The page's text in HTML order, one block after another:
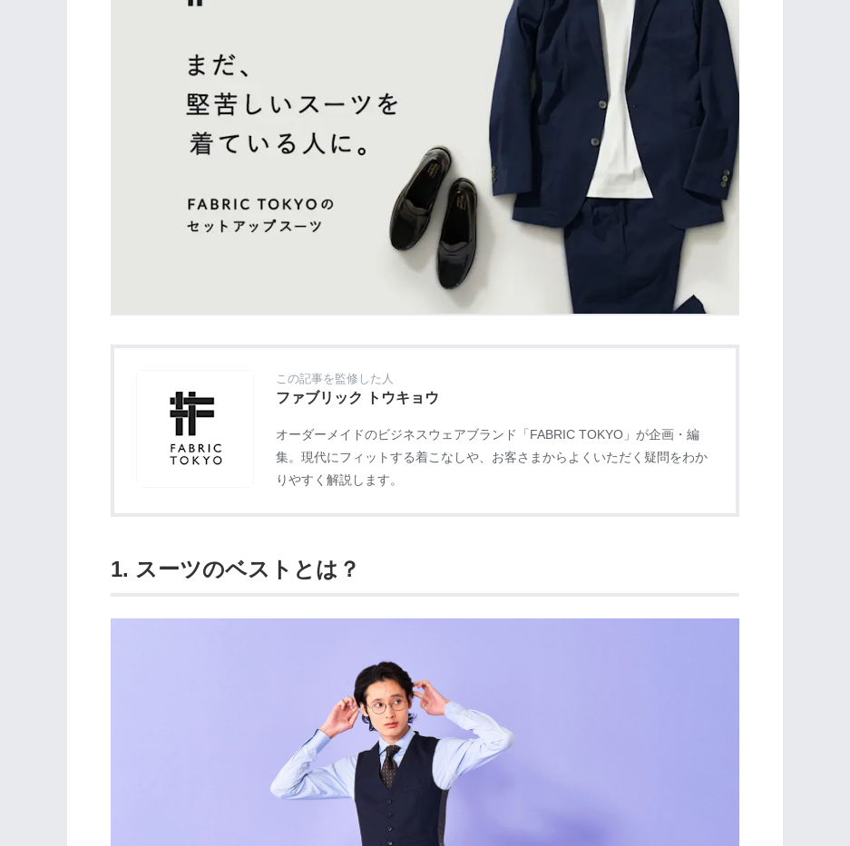
この記事を監修した人
ファブリック トウキョウ
オーダーメイドのビジネスウェアブランド「FABRIC TOKYO」が企画・編
集。現代にフィットする着こなしや、お客さまからよくいただく疑問をわか
りやすく解説します。
1. スーツのベストとは？